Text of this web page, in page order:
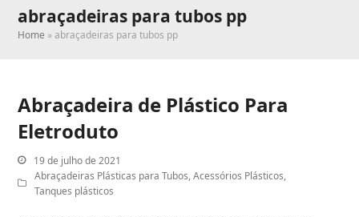
abraçadeiras para tubos pp
Home »abraçadeiras para tubos pp
Abraçadeira de Plástico Para
Eletroduto
19 de julho de 2021
Abraçadeiras Plásticas para Tubos,Acessórios Plásticos,
Tanques plásticos